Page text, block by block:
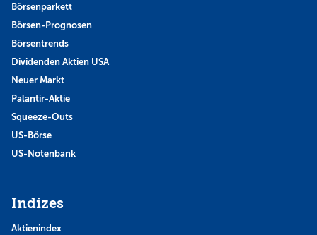
Börsenparkett
Börsen-Prognosen
Börsentrends
Dividenden Aktien USA
Neuer Markt
Palantir-Aktie
Squeeze-Outs
US-Börse
US-Notenbank
Indizes
Aktienindex